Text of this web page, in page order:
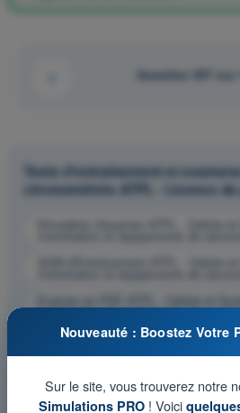
Question 937 sur
Tests d'entraînement et
chronométrés ATPL - Licence
Simulation d'examen ATPL - Cellule
Examen en PDF ATPL - Cellule et
motorisation et équipements de
Nouveauté : Boostez Votre
Sur le site, vous trouverez notre
Simulations PRO! Voici